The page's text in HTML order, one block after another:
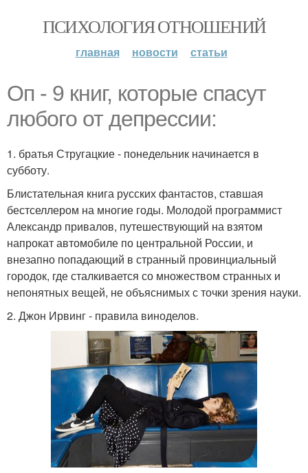
ПСИХОЛОГИЯ ОТНОШЕНИЙ
главная новости статьи
Оп - 9 книг, которые спасут
любого от депрессии:
1. братья Стругацкие - понедельник начинается в
субботу.
Блистательная книга русских фантастов, ставшая
бестселлером на многие годы. Молодой программист
Александр привалов, путешествующий на взятом
напрокат автомобиле по центральной России, и
внезапно попадающий в странный провинциальный
городок, где сталкивается со множеством странных и
непонятных вещей, не объяснимых с точки зрения науки.
2. Джон Ирвинг - правила виноделов.